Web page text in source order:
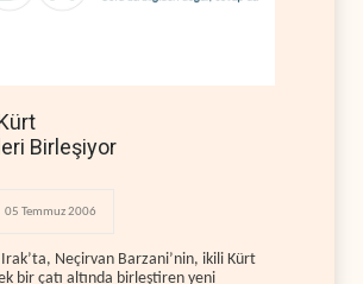
Birleşiyor
05 Temmuz 2006
Irak’ta, Neçirvan Barzani’nin, ikili Kürt
bir çatı altında birleştiren yeni